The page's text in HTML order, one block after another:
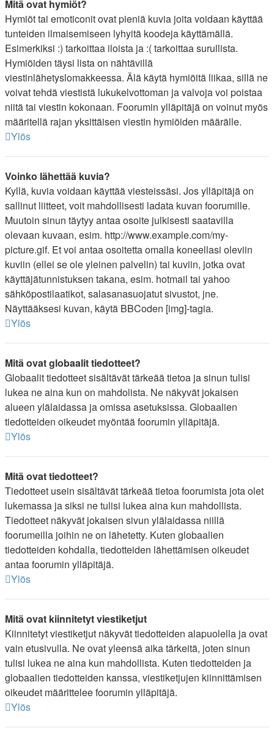
Mitä ovat hymiöt?
Hymiöt tai emoticonit ovat pieniä kuvia joita voidaan käyttää
tunteiden ilmaisemiseen lyhyitä koodeja käyttämällä.
Esimerkiksi :) tarkoittaa iloista ja :( tarkoittaa surullista.
Hymiöiden täysi lista on nähtävillä
viestinlähetyslomakkeessa. Älä käytä hymiöitä liikaa, sillä ne
voivat tehdä viestistä lukukelvottoman ja valvoja voi poistaa
niitä tai viestin kokonaan. Foorumin ylläpitäjä on voinut myös
määritellä rajan yksittäisen viestin hymiöiden määrälle.
Ylös
Voinko lähettää kuvia?
Kyllä, kuvia voidaan käyttää viesteissäsi. Jos ylläpitäjä on
sallinut liitteet, voit mahdollisesti ladata kuvan foorumille.
Muutoin sinun täytyy antaa osoite julkisesti saatavilla
olevaan kuvaan, esim. http://www.example.com/my-
picture.gif. Et voi antaa osoitetta omalla koneellasi oleviin
kuviin (ellei se ole yleinen palvelin) tai kuviin, jotka ovat
käyttäjätunnistuksen takana, esim. hotmail tai yahoo
sähköpostilaatikot, salasanasuojatut sivustot, jne.
Näyttääksesi kuvan, käytä BBCoden [img]-tagia.
Ylös
Mitä ovat globaalit tiedotteet?
Globaalit tiedotteet sisältävät tärkeää tietoa ja sinun tulisi
lukea ne aina kun on mahdolista. Ne näkyvät jokaisen
alueen ylälaidassa ja omissa asetuksissa. Globaalien
tiedotteiden oikeudet myöntää foorumin ylläpitäjä.
Ylös
Mitä ovat tiedotteet?
Tiedotteet usein sisältävät tärkeää tietoa foorumista jota olet
lukemassa ja siksi ne tulisi lukea aina kun mahdollista.
Tiedotteet näkyvät jokaisen sivun ylälaidassa niillä
foorumeilla joihin ne on lähetetty. Kuten globaalien
tiedotteiden kohdalla, tiedotteiden lähettämisen oikeudet
antaa foorumin ylläpitäjä.
Ylös
Mitä ovat kiinnitetyt viestiketjut
Kiinnitetyt viestiketjut näkyvät tiedotteiden alapuolella ja ovat
vain etusivulla. Ne ovat yleensä aika tärkeitä, joten sinun
tulisi lukea ne aina kun mahdollista. Kuten tiedotteiden ja
globaalien tiedotteiden kanssa, viestiketjujen kiinnittämisen
oikeudet määrittelee foorumin ylläpitäjä.
Ylös